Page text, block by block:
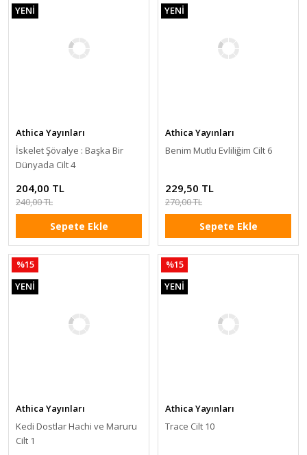
YENİ
Athica Yayınları
İskelet Şövalye : Başka Bir
Dünyada Cilt 4
204,00 TL
240,00 TL
Sepete Ekle
YENİ
Athica Yayınları
Benim Mutlu Evliliğim Cilt 6
229,50 TL
270,00 TL
Sepete Ekle
%15
YENİ
Athica Yayınları
Kedi Dostlar Hachi ve Maruru
Cilt 1
%15
YENİ
Athica Yayınları
Trace Cilt 10